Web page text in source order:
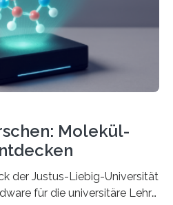
kommen zu dem Schluss,
Molekül-
der Justus-Liebig-Universität
für die universitäre Lehre